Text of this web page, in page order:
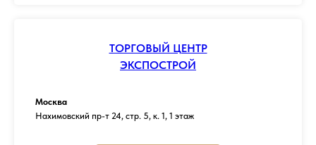
ТОРГОВЫЙ ЦЕНТР
ЭКСПОСТРОЙ
Москва
Нахимовский пр-т 24, стр. 5, к. 1, 1 этаж